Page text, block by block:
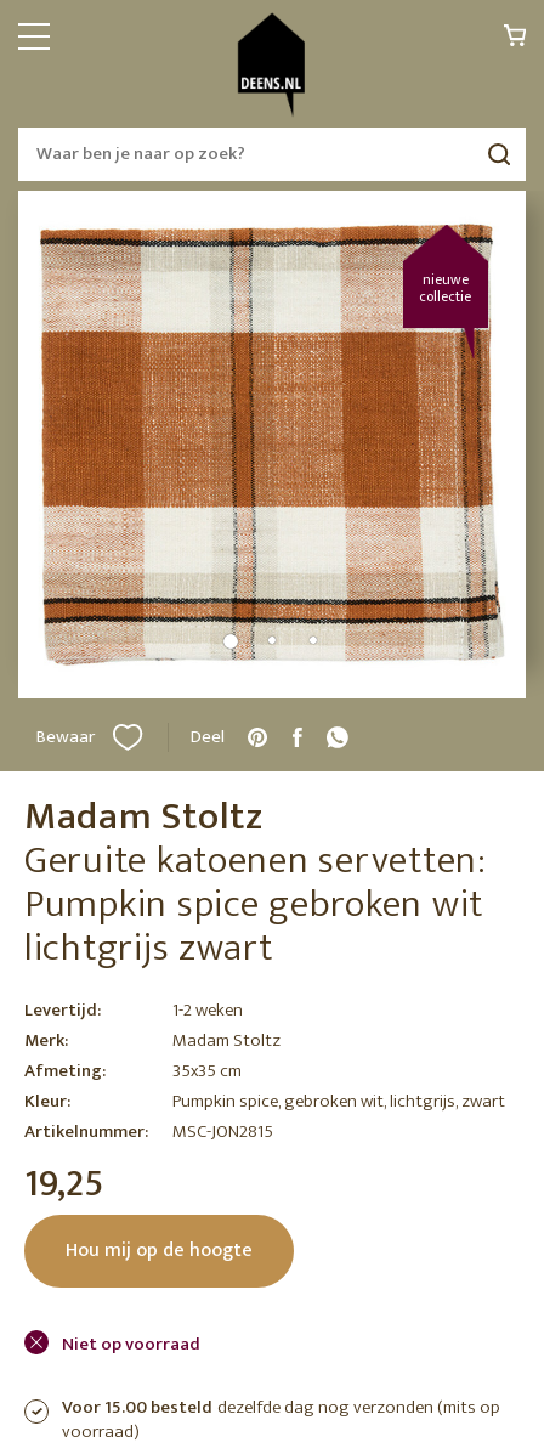
nieuwe
collectie
Bewaar Deel
Madam Stoltz
Geruite katoenen servetten:
Pumpkin spice gebroken wit
lichtgrijs zwart
Levertijd:
1-2 weken
Merk:
Madam Stoltz
Afmeting:
35x35 cm
Kleur:
Pumpkin spice, gebroken wit, lichtgrijs, zwart
Artikelnummer:
MSC-JON2815
19,25
Hou mij op de hoogte
Niet op voorraad
Voor 15.00 besteld dezelfde dag nog verzonden (mits op
voorraad)